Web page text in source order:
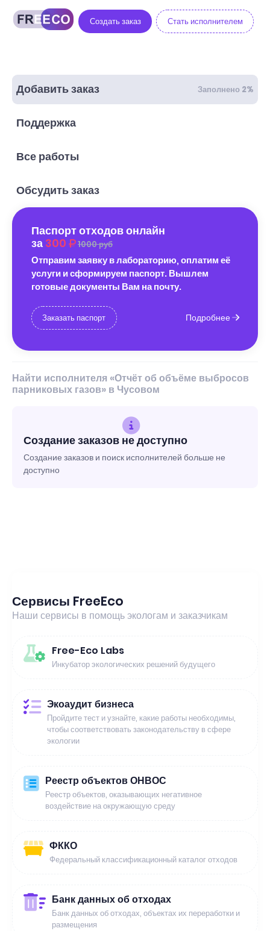
Создать заказ Стать исполнителем
Добавить заказ Заполнено 2%
Поддержка
Все работы
Обсудить заказ
Паспорт отходов онлайн
за 300 1000 руб
Отправим заявку в лабораторию, оплатим её
услуги и сформируем паспорт. Вышлем
готовые документы Вам на почту.
Заказать паспорт Подробнее
Найти исполнителя «Отчёт об объёме выбросов
парниковых газов» в Чусовом
Создание заказов не доступно
Создание заказов и поиск исполнителей больше не
доступно
Сервисы FreeEco
Наши сервисы в помощь экологам и заказчикам
Free-Eco Labs
Инкубатор экологических решений будущего
Экоаудит бизнеса
Пройдите тест и узнайте, какие работы необходимы,
чтобы соответствовать законодательству в сфере
экологии
Реестр объектов ОНВОС
Реестр объектов, оказывающих негативное
воздействие на окружающую среду
ФККО
Федеральный классификационный каталог отходов
Банк данных об отходах
Банк данных об отходах, объектах их переработки и
размещения